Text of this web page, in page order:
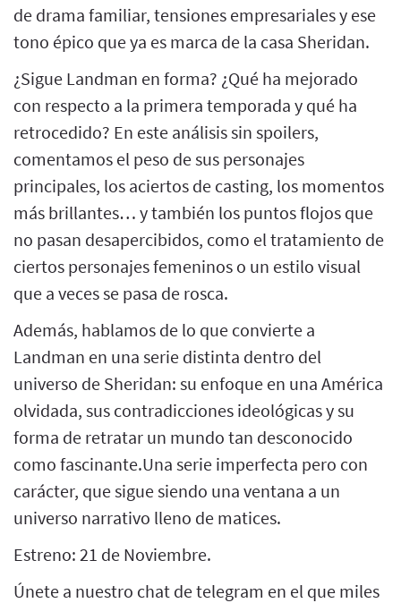
de drama familiar, tensiones empresariales y ese
tono épico que ya es marca de la casa Sheridan.
¿Sigue Landman en forma? ¿Qué ha mejorado
con respecto a la primera temporada y qué ha
retrocedido? En este análisis sin spoilers,
comentamos el peso de sus personajes
principales, los aciertos de casting, los momentos
más brillantes… y también los puntos flojos que
no pasan desapercibidos, como el tratamiento de
ciertos personajes femeninos o un estilo visual
que a veces se pasa de rosca.
Además, hablamos de lo que convierte a
Landman en una serie distinta dentro del
universo de Sheridan: su enfoque en una América
olvidada, sus contradicciones ideológicas y su
forma de retratar un mundo tan desconocido
como fascinante.Una serie imperfecta pero con
carácter, que sigue siendo una ventana a un
universo narrativo lleno de matices.
Estreno: 21 de Noviembre.
Únete a nuestro chat de telegram en el que miles